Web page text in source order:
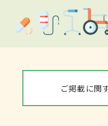
ご掲載に関